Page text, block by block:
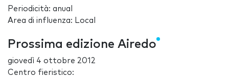
Periodicità: anual
Area di influenza: Local
Prossima edizione Airedo
giovedì 4 ottobre 2012
Centro fieristico: